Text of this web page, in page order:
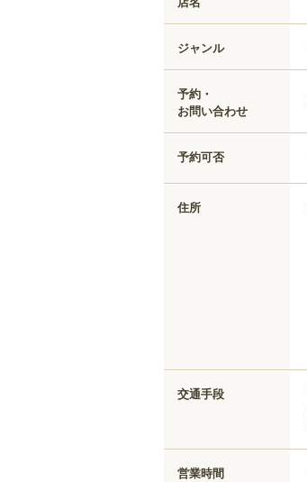
ジャンル
予約・
お問い合わせ
予約可否
住所
交通手段
営業時間